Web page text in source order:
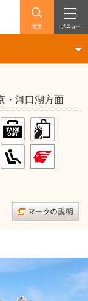
検索 メニュー
・河口湖方面